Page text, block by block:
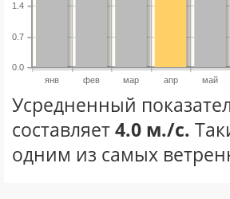
янв фев мар апр май
0.0
0.7
1.4
Усредненный
составляет4.0 м./с.
одним из самых